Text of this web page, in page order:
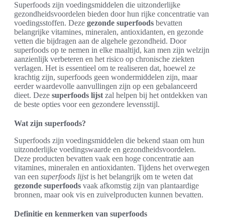
Superfoods zijn voedingsmiddelen die uitzonderlijke
gezondheidsvoordelen bieden door hun rijke concentratie van
voedingsstoffen. Deze gezonde superfoods bevatten
belangrijke vitamines, mineralen, antioxidanten, en gezonde
vetten die bijdragen aan de algehele gezondheid. Door
superfoods op te nemen in elke maaltijd, kan men zijn welzijn
aanzienlijk verbeteren en het risico op chronische ziekten
verlagen. Het is essentieel om te realiseren dat, hoewel ze
krachtig zijn, superfoods geen wondermiddelen zijn, maar
eerder waardevolle aanvullingen zijn op een gebalanceerd
dieet. Deze superfoods lijst zal helpen bij het ontdekken van
de beste opties voor een gezondere levensstijl.
Wat zijn superfoods?
Superfoods zijn voedingsmiddelen die bekend staan om hun
uitzonderlijke voedingswaarde en gezondheidsvoordelen.
Deze producten bevatten vaak een hoge concentratie aan
vitamines, mineralen en antioxidanten. Tijdens het overwegen
van een superfoods lijstis het belangrijk om te weten dat
gezonde superfoods vaak afkomstig zijn van plantaardige
bronnen, maar ook vis en zuivelproducten kunnen bevatten.
Definitie en kenmerken van superfoods